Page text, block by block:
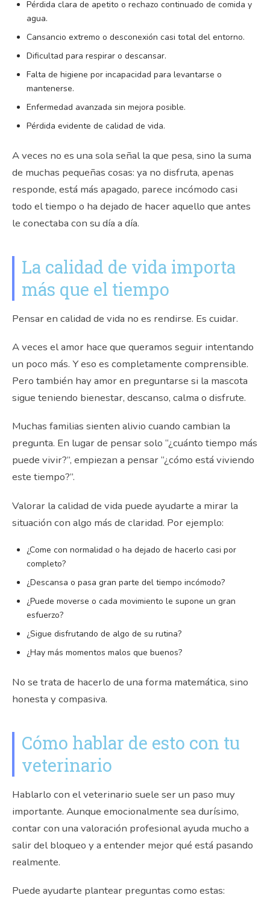
Pérdida clara de apetito o rechazo continuado de comida y
agua.
Cansancio extremo o desconexión casi total del entorno.
Dificultad para respirar o descansar.
Falta de higiene por incapacidad para levantarse o
mantenerse.
Enfermedad avanzada sin mejora posible.
Pérdida evidente de calidad de vida.
A veces no es una sola señal la que pesa, sino la suma
de muchas pequeñas cosas: ya no disfruta, apenas
responde, está más apagado, parece incómodo casi
todo el tiempo o ha dejado de hacer aquello que antes
le conectaba con su día a día.
La calidad de vida importa
más que el tiempo
Pensar en calidad de vida no es rendirse. Es cuidar.
A veces el amor hace que queramos seguir intentando
un poco más. Y eso es completamente comprensible.
Pero también hay amor en preguntarse si la mascota
sigue teniendo bienestar, descanso, calma o disfrute.
Muchas familias sienten alivio cuando cambian la
pregunta. En lugar de pensar solo “¿cuánto tiempo más
puede vivir?”, empiezan a pensar “¿cómo está viviendo
este tiempo?”.
Valorar la calidad de vida puede ayudarte a mirar la
situación con algo más de claridad. Por ejemplo:
¿Come con normalidad o ha dejado de hacerlo casi por
completo?
¿Descansa o pasa gran parte del tiempo incómodo?
¿Puede moverse o cada movimiento le supone un gran
esfuerzo?
¿Sigue disfrutando de algo de su rutina?
¿Hay más momentos malos que buenos?
No se trata de hacerlo de una forma matemática, sino
honesta y compasiva.
Cómo hablar de esto con tu
veterinario
Hablarlo con el veterinario suele ser un paso muy
importante. Aunque emocionalmente sea durísimo,
contar con una valoración profesional ayuda mucho a
salir del bloqueo y a entender mejor qué está pasando
realmente.
Puede ayudarte plantear preguntas como estas: